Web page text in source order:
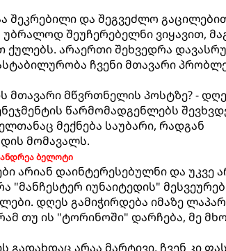
შეკრებილი და შეგვეძლო
შეუჩერებელნი ვიყავით,
არაერთი შეხვედრა
ჩვენი მთავარი
მთავარი მწვრთნელის პოსტზე? -
წარმომადგენლებს
მექნება საუბარი, რადგან
მომავალს.
ანდრეა ბელოტი
არიან დაინტერესებულნი და უკვე
"მანჩესტერ იუნაიტედის"
დღეს გამიჭირდება იმაზე
თუ ის "ტორინოში" დარჩება, მე
არაა მარტივი, ჩვენ კი